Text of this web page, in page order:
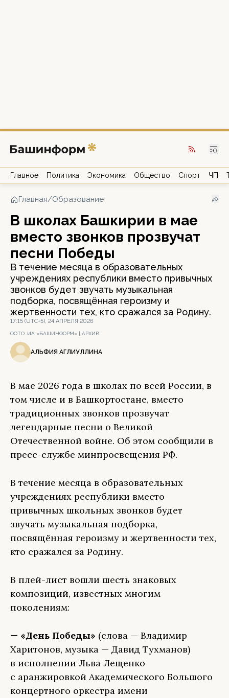
Главное Политика Экономика Общество Спорт ЧП
Главная/Образование
В школах Башкирии в мае
вместо звонков прозвучат
песни Победы
В течение месяца в образовательных
учреждениях республики вместо привычных
звонков будет звучать музыкальная
подборка, посвящённая героизму и
жертвенности тех, кто сражался за Родину.
17:15 (UTC+5), 24 АПРЕЛЯ 2026
ФОТО: ИА «БАШИНФОРМ» | АРХИВ
АЛЬФИЯ АГЛИУЛЛИНА
В мае 2026 года в школах по всей России, в
том числе и в Башкортостане, вместо
традиционных звонков прозвучат
легендарные песни о Великой
Отечественной войне. Об этом сообщили в
пресс-службе минпросвещения РФ.
В течение месяца в образовательных
учреждениях республики вместо
привычных школьных звонков будет
звучать музыкальная подборка,
посвящённая героизму и жертвенности тех,
кто сражался за Родину.
В плей-лист вошли шесть знаковых
композиций, известных многим
поколениям:
— «День Победы» (слова — Владимир
Харитонов, музыка — Давид Тухманов)
в исполнении Льва Лещенко
с аранжировкой Академического Большого
концертного оркестра имени